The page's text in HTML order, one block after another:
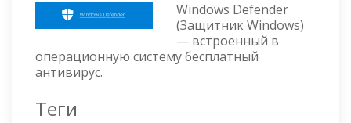
—
БЕСПЛАТНЫЙ
АНТИВИРУС
Windows Defender
(Защитник Windows)
— встроенный в
операционную систему бесплатный
антивирус.
Теги